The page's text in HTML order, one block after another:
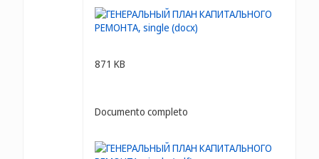
871 KB
Documento completo